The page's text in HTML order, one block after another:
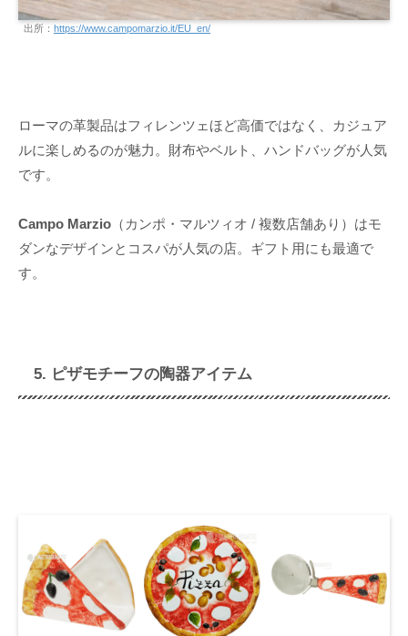
出所： https://www.campomarzio.it/EU_en/
ローマの革製品はフィレンツェほど高価ではなく、カジュア
ルに楽しめるのが魅力。財布やベルト、ハンドバッグが人気
です。
Campo Marzio （カンポ・マルツィオ / 複数店舗あり）はモ
ダンなデザインとコスパが人気の店。ギフト用にも最適で
す。
5. ピザモチーフの陶器アイテム